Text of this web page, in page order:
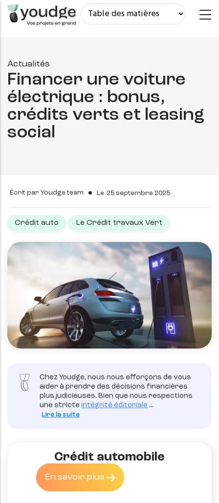
Aller
au
Actualités
Financer une voiture
électrique : bonus,
crédits verts et leasing
social
Écrit par Youdge team Le 25 septembre 2025
Crédit auto Le Crédit travaux Vert
Chez Youdge, nous nous efforçons de vous
aider à prendre des décisions financières
plus judicieuses. Bien que nous respections
une stricteintégrité éditoriale ...
Lire la suite
Crédit automobile
En savoir plus